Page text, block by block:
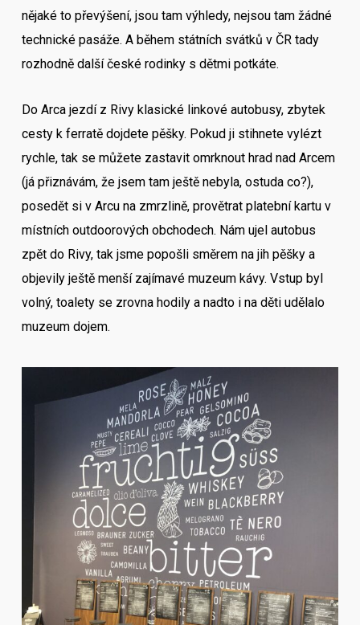
nějaké to převýšení, jsou tam výhledy, nejsou tam žádné
technické pasáže. A během státních svátků v ČR tady
rozhodně další české rodinky s dětmi potkáte.
Do Arca jezdí z Rivy klasické linkové autobusy, zbytek
cesty k ferratě dojdete pěšky. Pokud ji stihnete vylézt
rychle, tak se můžete zastavit omrknout hrad nad Arcem
(já přiznávám, že jsem tam ještě nebyla, ostuda co?),
posedět si v Arcu na zmrzlině, provětrat platební kartu v
místních outdoorových obchodech. Nám ujel autobus
zpět do Rivy, tak jsme popošli směrem na jih pěšky a
objevily ještě menší zajímavé muzeum kávy. Vstup byl
volný, toalety se zrovna hodily a nadto i na děti udělalo
muzeum dojem.